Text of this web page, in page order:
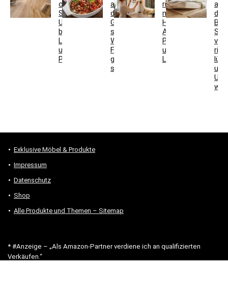
oder
Schiffsboden:
Unterschiede
bei
Laminat
und
Parkett
auf
den
Grill
stellen:
Welche
Formen
geeignet
sind
richtig
montieren:
Höhe,
Abstand,
Position
und
Licht
auf
und
Exklusive Möbel & Produkte
Impressum
Datenschutz
Shop
Alle Produkte und Themen – Sitemap
* #Anzeige – „Als Amazon-Partner verdiene ich an qualifizierten
Verkäufen.“